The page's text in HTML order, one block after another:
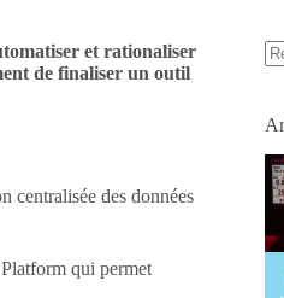
et rationaliser
de finaliser un outil
centralisée des données
qui permet